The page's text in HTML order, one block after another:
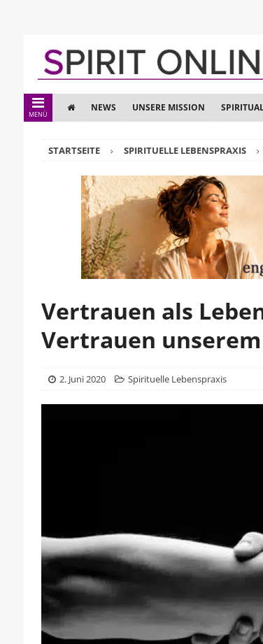
MENÜ
NEWS UNSERE MISSION
STARTSEITE SPIRITUELLE LEBENSPRAXIS
Vertrauen als
Vertrauen
2. Juni 2020 Spirituelle Lebenspraxis